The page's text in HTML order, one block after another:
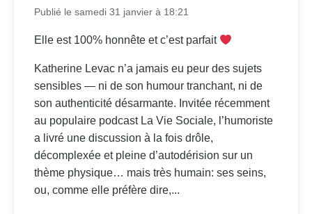
Publié le samedi 31 janvier à 18:21
Elle est 100% honnête et c’est parfait
Katherine Levac n’a jamais eu peur des sujets
sensibles — ni de son humour tranchant, ni de
son authenticité désarmante. Invitée récemment
au populaire podcast La Vie Sociale, l’humoriste
a livré une discussion à la fois drôle,
décomplexée et pleine d’autodérision sur un
thème physique… mais très humain: ses seins,
ou, comme elle préfère dire,...